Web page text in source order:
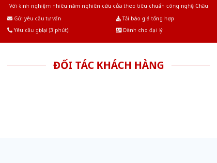
Với kinh nghiệm nhiêu năm nghiên cứu cửa theo tiêu chuẩn công nghệ Châu
Gửi yêu cầu tư vấn
Tải báo giá tổng hợp
Yêu cầu gọi lại (3 phút)
Dành cho đại lý
ĐỐI TÁC KHÁCH HÀNG